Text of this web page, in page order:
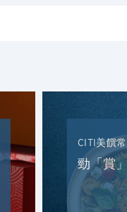
CITI美饌
勁「賞